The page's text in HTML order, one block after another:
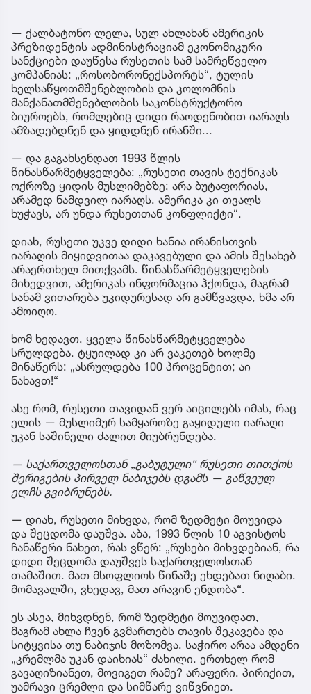
— ქალბატონო ლელა, სულ ახლახან ამერიკის
პრეზიდენტის ადმინისტრაციამ ეკონომიკური
სანქციები დაუწესა რუსეთის სამ სამრეწველო
კომპანიას: „როსობორონექსპორტს“, ტულის
ხელსაწყოთმშენებლობის და კოლომნის
მანქანათმშენებლობის საკონსტრუქტორო
ბიუროებს, რომლებიც დიდი რაოდენობით იარაღს
ამზადებდნენ და ყიდდნენ ირანში...
— და გაგახსენდათ 1993 წლის
წინასწარმეტყველება: „რუსეთი თავის ტექნიკას
ოქროზე ყიდის მუსლიმებზე; არა ბუტაფორიას,
არამედ ნამდვილ იარაღს. ამერიკა კი თვალს
ხუჭავს, არ უნდა რუსეთთან კონფლიქტი“.
დიახ, რუსეთი უკვე დიდი ხანია ირანისთვის
იარაღის მიყიდვითაა დაკავებული და ამის შესახებ
არაერთხელ მითქვამს. წინასწარმეტყველების
მიხედვით, ამერიკას ინფორმაცია ჰქონდა, მაგრამ
სანამ ვითარება უკიდურესად არ გამწვავდა, ხმა არ
ამოიღო.
ხომ ხედავთ, ყველა წინასწარმეტყველება
სრულდება. ტყუილად კი არ ვაკეთებ ხოლმე
მინაწერს: „ასრულდება 100 პროცენტით; აი
ნახავთ!“
ასე რომ, რუსეთი თავიდან ვერ აიცილებს იმას, რაც
ელის — მუსლიმურ სამყაროზე გაყიდული იარაღი
უკან საშინელი ძალით მიუბრუნდება.
— საქართველოსთან „გაბუტული“ რუსეთი თითქოს
შერიგების პირველ ნაბიჯებს დგამს — გაწვეულ
ელჩს გვიბრუნებს.
— დიახ, რუსეთი მიხვდა, რომ ზედმეტი მოუვიდა
და შეცდომა დაუშვა. აბა, 1993 წლის 10 აგვისტოს
ჩანაწერი ნახეთ, რას ვწერ: „რუსები მიხვდებიან, რა
დიდი შეცდომა დაუშვეს საქართველოსთან
თამაშით. მათ მსოფლიოს წინაშე ეხდებათ ნიღაბი.
მომავალში, ვხედავ, მათ არავინ ენდობა“.
ეს ასეა, მიხვდნენ, რომ ზედმეტი მოუვიდათ,
მაგრამ ახლა ჩვენ გვმართებს თავის შეკავება და
სიტყვისა თუ ნაბიჯის მოზომვა. საჭირო არაა ამდენი
„კრემლმა უკან დაიხიას“ ძახილი. ერთხელ რომ
გავაღიზიანეთ, მოვიგეთ რამე? არაფერი. პირიქით,
უამრავი ცრემლი და სიმწარე ვიწვნიეთ.